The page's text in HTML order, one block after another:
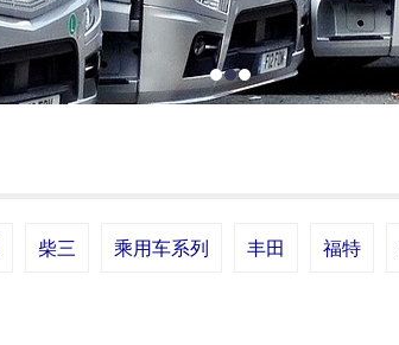
柴三 乘用车系列 丰田 福特